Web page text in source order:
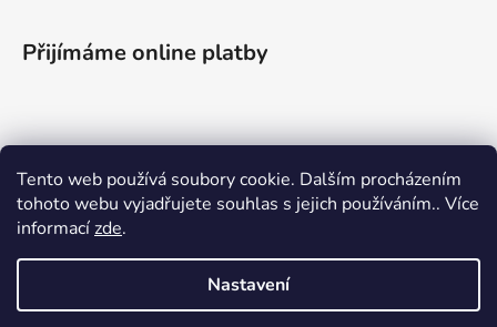
Tento web používá soubory cookie. Dalším procházením
tohoto webu vyjadřujete souhlas s jejich používáním.. Více
informacízde.
Nastavení
Přijímáme online platby
Vyhledávání
HLEDAT